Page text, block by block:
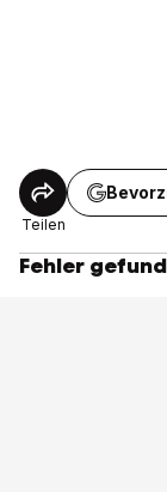
Teilen
Fehler